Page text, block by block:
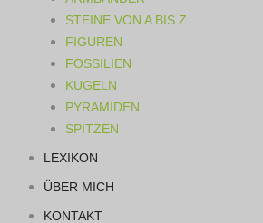
STEINE VON A BIS Z
FIGUREN
FOSSILIEN
KUGELN
PYRAMIDEN
SPITZEN
LEXIKON
ÜBER MICH
KONTAKT